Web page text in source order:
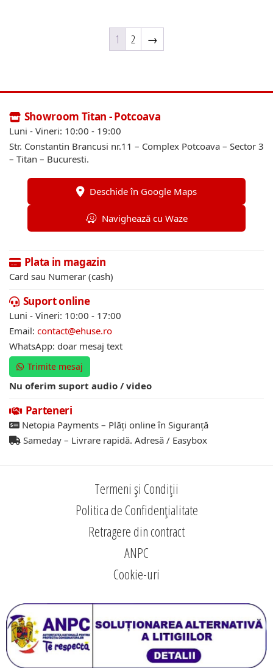
1 2 →
Showroom Titan - Potcoava
Luni - Vineri: 10:00 - 19:00
Str. Constantin Brancusi nr.11 – Complex Potcoava – Sector 3
– Titan – Bucuresti.
Deschide în Google Maps
Navighează cu Waze
Plata in magazin
Card sau Numerar (cash)
Suport online
Luni - Vineri: 10:00 - 17:00
Email: contact@ehuse.ro
WhatsApp: doar mesaj text
Trimite mesaj
Nu oferim suport audio / video
Parteneri
Netopia Payments – Plăți online în Siguranță
Sameday – Livrare rapidă. Adresă / Easybox
Termeni și Condiții
Politica de Confidențialitate
Retragere din contract
ANPC
Cookie-uri